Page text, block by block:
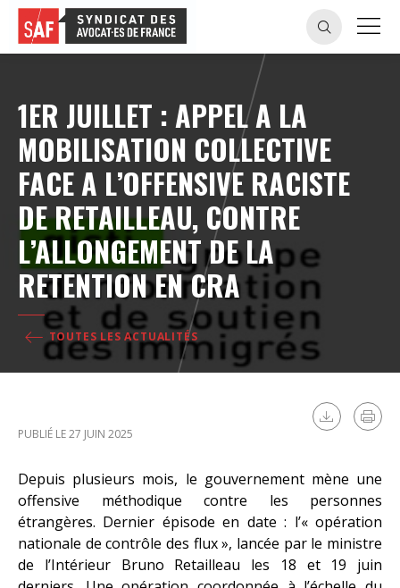
1ER JUILLET : APPEL A LA
MOBILISATION COLLECTIVE
FACE A L’OFFENSIVE RACISTE
DE RETAILLEAU, CONTRE
L’ALLONGEMENT DE LA
RETENTION EN CRA
TOUTES LES ACTUALITÉS
PUBLIÉ LE 27 JUIN 2025
Depuis plusieurs mois, le gouvernement mène une
offensive méthodique contre les personnes
étrangères. Dernier épisode en date : l’« opération
nationale de contrôle des flux », lancée par le ministre
de l’Intérieur Bruno Retailleau les 18 et 19 juin